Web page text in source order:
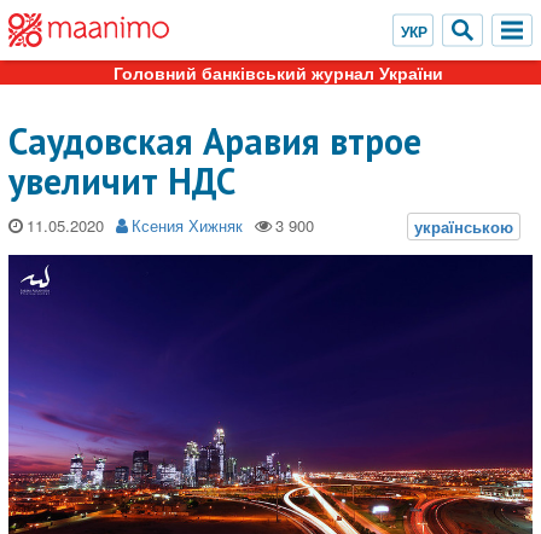
Головний банківський журнал України
Саудовская Аравия втрое
увеличит НДС
11.05.2020 Ксения Хижняк